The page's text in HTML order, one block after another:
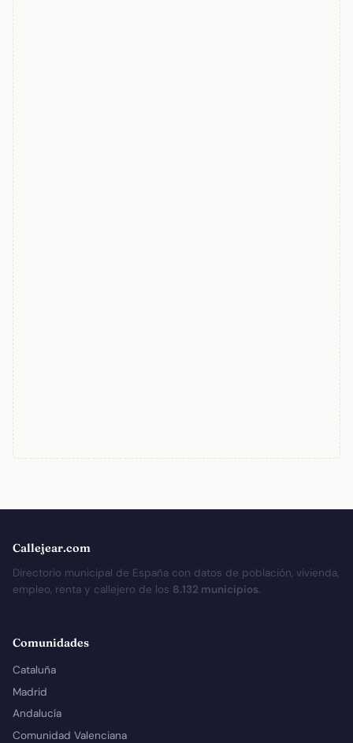
Callejear.com
Directorio municipal de España con datos de población, vivienda,
empleo, renta y callejero de los 8.132 municipios.
Comunidades
Cataluña
Madrid
Andalucía
Comunidad Valenciana